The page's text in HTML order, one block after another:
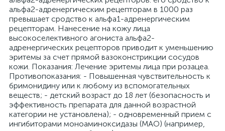
альфа2-адренергическим рецепторам в 1000 раз
превышает сродство к альфа1-адренергическим
рецепторам. Нанесение на кожу лица
высокоселективного агониста альфа2-
адренергических рецепторов приводит к уменьшению
эритемы за счет прямой вазоконстрикции сосудов
кожи. Показания: Лечение эритемы лица при розацеа.
Противопоказания: - Повышенная чувствительность к
бримонидину или к любому из вспомогательных
веществ; - детский возраст до 18 лет (безопасность и
эффективность препарата для данной возрастной
категории не установлена); - одновременный прием с
ингибиторами моноаминоксидазы (МАО) (например,